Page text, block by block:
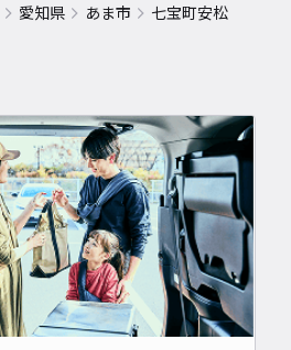
愛知県 あま市 七宝町安松